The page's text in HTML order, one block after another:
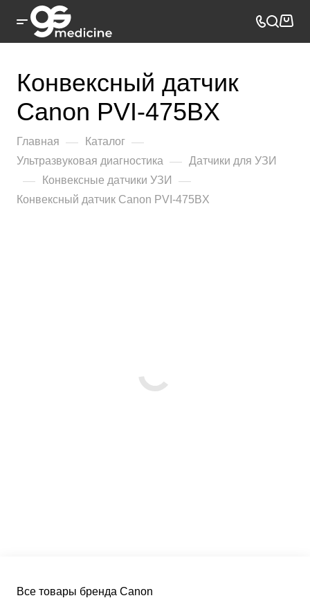
Конвексный датчик
Canon PVI-475BX
Главная — Каталог —
Ультразвуковая диагностика — Датчики для УЗИ
— Конвексные датчики УЗИ —
Конвексный датчик Canon PVI-475BX
Все товары бренда Canon